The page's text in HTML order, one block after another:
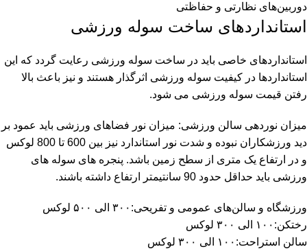
دوربین‌های نظارتی و حفاظتی
استانداردهای ساخت سوله ورزشی
استانداردهای خاصی باید در ساخت سوله ورزشی رعایت گردد که این
استانداردها در کیفیت سوله ورزشی اثرگذار هستند و نیز باعث بالا
رفتن قیمت سوله ورزشی می شود.
میزان نوردهی سالن ورزشی: میزان نور فضاهای ورزشی باید عمود بر
دید ورزشکاران نبوده و شدت نور استاندارد نیز بین 600 تا 800 لوکس
و در ارتفاع یک متری از سطح زمین باشد. پنجره های سوله های
ورزشی باید حداقل حدود 90 سانتیمتر ارتفاع داشته باشند.
ورزشگاه و سالن‌های عمومی و تفریحی:۳۰۰ الی ۵۰۰ لوکس
رختکن:۱۰۰ الی ۳۰۰ لوکس
سالن استراحت:۱۰۰ الی ۳۰۰ لوکس